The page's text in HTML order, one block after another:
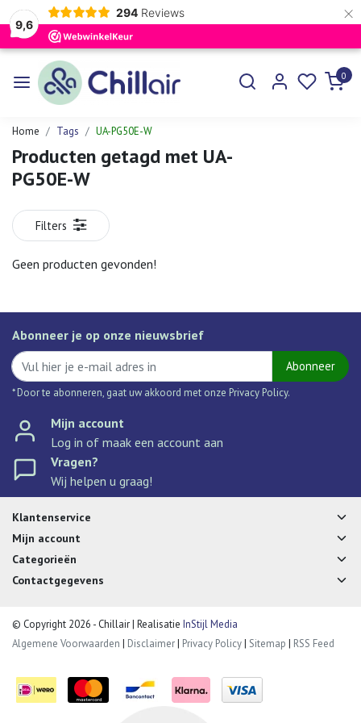
9,6
294 Reviews ×
0
Home Tags UA-PG50E-W
Producten getagd met UA-
PG50E-W
Filters
Geen producten gevonden!
Abonneer je op onze nieuwsbrief
Abonneer
* Door te abonneren, gaat uw akkoord met onze Privacy Policy.
Mijn account
Log in of maak een account aan
Vragen?
Wij helpen u graag!
Klantenservice
Mijn account
Categorieën
Contactgegevens
© Copyright 2026 - Chillair | Realisatie InStijl Media
Algemene Voorwaarden | Disclaimer| Privacy Policy| Sitemap | RSS Feed